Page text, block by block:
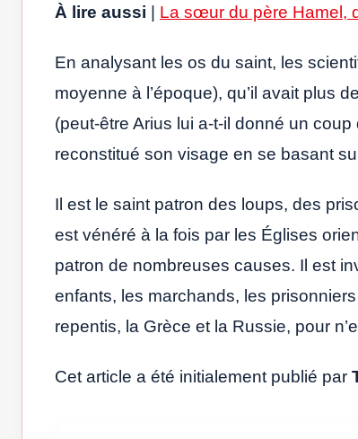
À lire aussi | La sœur du père Hamel,
En analysant les os du saint, les
moyenne à l’époque), qu’il avait plus
(peut-être Arius lui a-t-il donné un
reconstitué son visage en se basant
Il est le saint patron des loups, des
est vénéré à la fois par les Églises
patron de nombreuses causes. Il est
enfants, les marchands, les
repentis, la Grèce et la Russie, pour
Cet article a été initialement publié par